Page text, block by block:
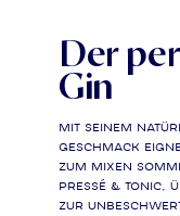
Der
Gin
Mit seinem
Geschmack
zum Mixen
Pressé & Tonic,
zur